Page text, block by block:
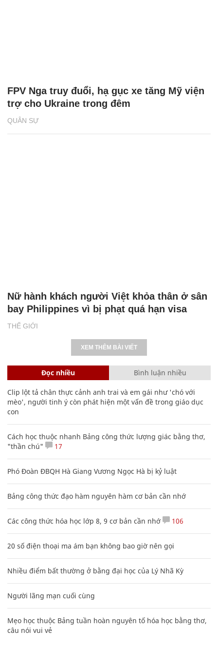
QUÂN SỰ
FPV Nga truy đuổi, hạ gục xe tăng Mỹ viện
trợ cho Ukraine trong đêm
THẾ GIỚI
Nữ hành khách người Việt khỏa thân ở sân
bay Philippines vì bị phạt quá hạn visa
XEM THÊM BÀI VIẾT
Đọc nhiều Bình luận nhiều
Clip lột tả chân thực cảnh anh trai và em gái như 'chó với
mèo', người tinh ý còn phát hiện một vấn đề trong giáo dục
con
Cách học thuộc nhanh Bảng công thức lượng giác bằng thơ,
"thần chú"
17
Phó Đoàn ĐBQH Hà Giang Vương Ngọc Hà bị kỷ luật
Bảng công thức đạo hàm nguyên hàm cơ bản cần nhớ
Các công thức hóa học lớp 8, 9 cơ bản cần nhớ 106
20 số điện thoại ma ám bạn không bao giờ nên gọi
Nhiều điểm bất thường ở bằng đại học của Lý Nhã Kỳ
Người lãng mạn cuối cùng
Mẹo học thuộc Bảng tuần hoàn nguyên tố hóa học bằng thơ,
câu nói vui vẻ